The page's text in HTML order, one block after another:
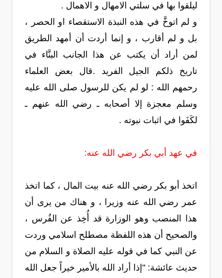
ليلقوا بها في سلتي الامهال و الاهمال .
و لم اتوخَّ في هذه النبذة الاستقصاء او الحصر ،
بل و لم أقارب ، و إنما أردت أن أمهد الطريق
لمن أراد أن يكتب عن هذا الجانب البنَّاء في
تاريخ ذلكم الجيل الفريد .قال بعض العلماء
رحمهم الله : لو لم يكن للرسول صلى الله عليه
وسلم معجزة إلا أصحابه ـ رضي الله عنهم ـ
لكَفَوا في اثبات نبوته .
في عهد أبي بكر رضي الله عنه:
اتخذ أبو بكر رضي الله عنه بيت المال ، كما اتخذ
عمر رضي الله عنه وزيرا ، و هناك من يرى أن
هذا المنصب وهو الوزارة قد أُخِذ عن الفُرس ،
والصحيح أن هذه اللفظة مصطلح اسلامي وردت
عن النبي كما في قوله عليه الصلاة و السلام من
حديث عائشة: "إذا أراد الله بالأمير خيراً جعل الله